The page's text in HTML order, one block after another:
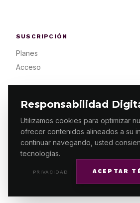
Responsabilidad
Utilizamos cookies para optimizar
ofrecer contenidos alineados a su
continuar navegando, usted
tecnologías.
PRIVACIDAD ACEPTAR
SUSCRIPCIÓN
Planes
Acceso
© 2026 ES PRIMERA MX. ALGUNOS
RESERVADOS / DESIGNMAKING.MX